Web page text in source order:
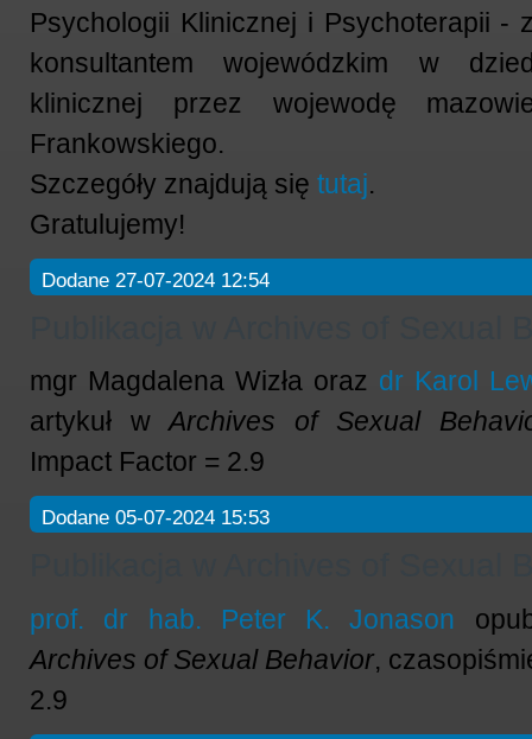
Psychologii Klinicznej i Psychoterapii -
konsultantem wojewódzkim w
klinicznej przez wojewodę
Frankowskiego.
Szczegóły znajdują się tutaj.
Gratulujemy!
Dodane 27-07-2024 12:54
mgr Magdalena Wizła oraz dr Karol
artykuł wArchives of Sexual
Impact Factor = 2.9
Dodane 05-07-2024 15:53
prof. dr hab. Peter K. Jonason
Archives of Sexual Behavior,
2.9